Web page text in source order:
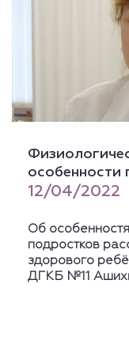
особенности
12/04/2022
Об
подростков
здорового
ДГКБ №11